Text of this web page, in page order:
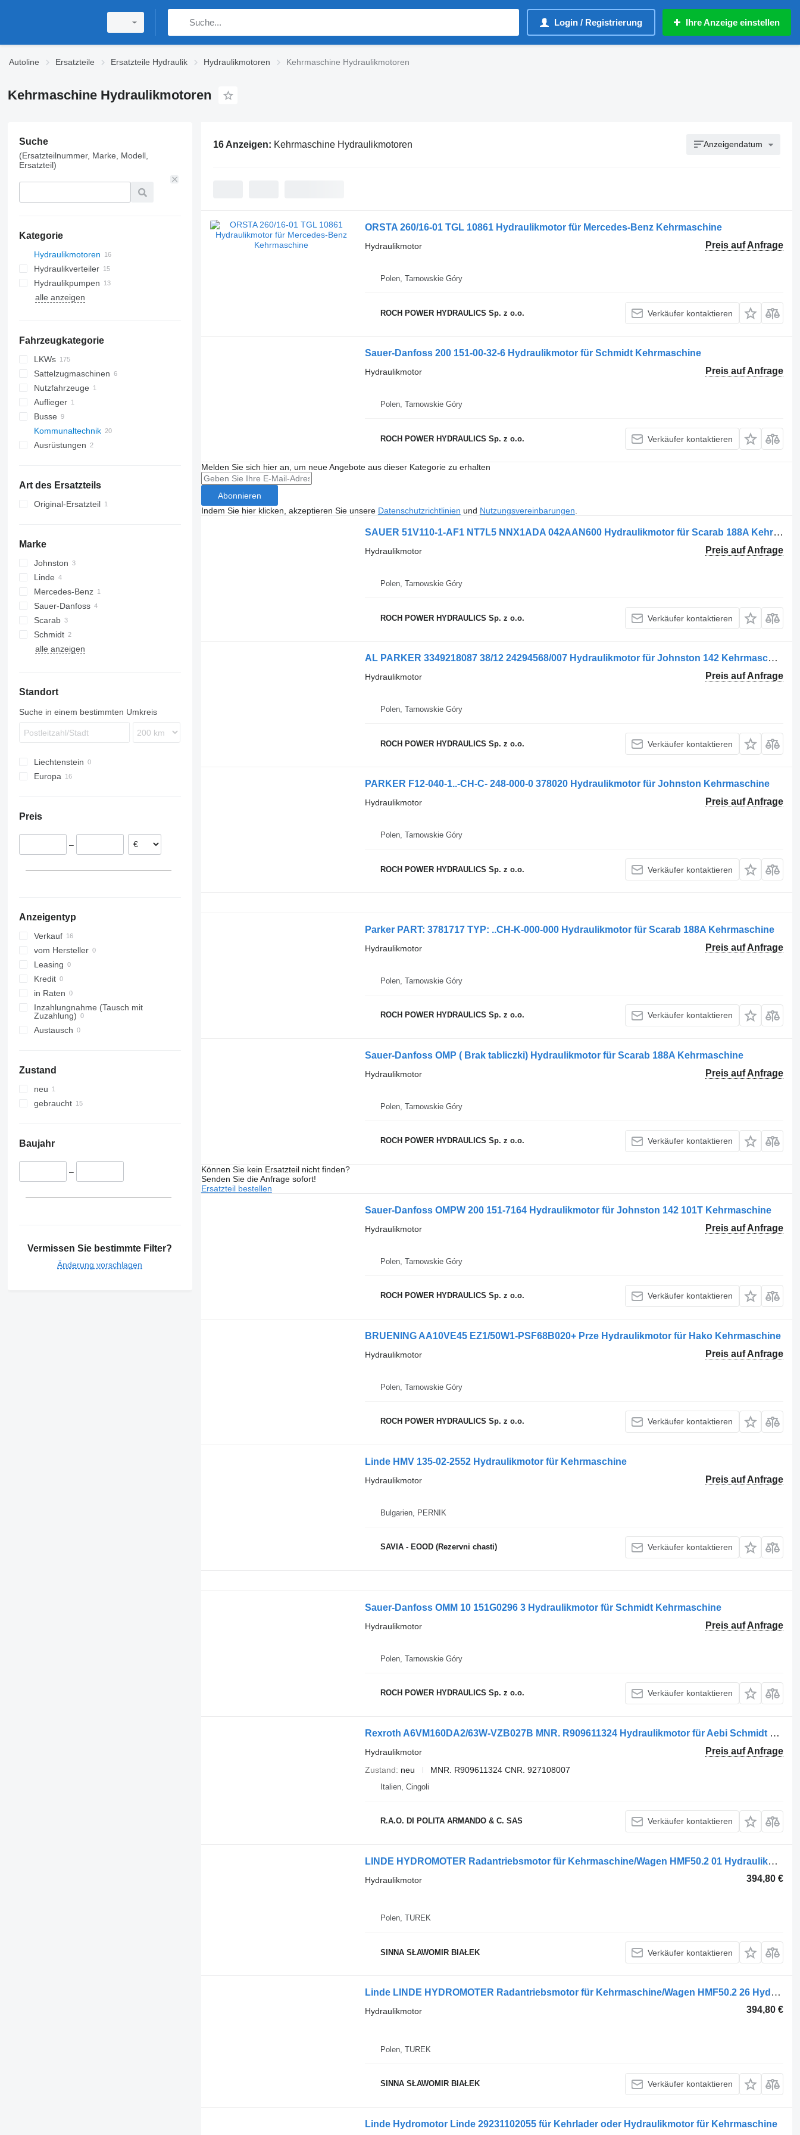
Login / Registrierung Ihre Anzeige einstellen
Autoline Ersatzteile Ersatzteile Hydraulik Hydraulikmotoren Kehrmaschine Hydraulikmotoren
Kehrmaschine Hydraulikmotoren
Suche
(Ersatzteilnummer, Marke, Modell,
Ersatzteil)
Kategorie
Hydraulikmotoren
Hydraulikverteiler
Hydraulikpumpen
alle anzeigen
Fahrzeugkategorie
LKWs
Sattelzugmaschinen
Nutzfahrzeuge
Auflieger
Busse
Kommunaltechnik
Straßenreinigungsgeräte
Ausrüstungen
Ladekrane
Art des Ersatzteils
Original-Ersatzteil
Marke
Johnston
Linde
D-series
H-series
K-series
W-series
Mercedes-Benz
Sauer-Danfoss
Scarab
Schmidt
alle anzeigen
Standort
Suche in einem bestimmten Umkreis
Liechtenstein
Europa
Preis
–
Anzeigentyp
Verkauf
vom Hersteller
Leasing
Kredit
in Raten
Inzahlungnahme (Tausch mit
Zuzahlung)
Austausch
Zustand
neu
gebraucht
Baujahr
–
Vermissen Sie bestimmte Filter?
Änderung vorschlagen
16 Anzeigen: Kehrmaschine Hydraulikmotoren Anzeigendatum
ORSTA 260/16-01 TGL 10861 Hydraulikmotor für Mercedes-Benz Kehrmaschine
Preis auf Anfrage
Hydraulikmotor
Polen, Tarnowskie Góry
ROCH POWER HYDRAULICS Sp. z o.o. Verkäufer kontaktieren
Sauer-Danfoss 200 151-00-32-6 Hydraulikmotor für Schmidt Kehrmaschine
Preis auf Anfrage
Hydraulikmotor
Polen, Tarnowskie Góry
ROCH POWER HYDRAULICS Sp. z o.o. Verkäufer kontaktieren
Melden Sie sich hier an, um neue Angebote aus dieser Kategorie zu erhalten
Abonnieren
Indem Sie hier klicken, akzeptieren Sie unsere Datenschutzrichtlinien und Nutzungsvereinbarungen
SAUER 51V110-1-AF1 NT7L5 NNX1ADA 042AAN600 Hydraulikmotor für Scarab 188A Kehrmaschine
Preis auf Anfrage
Hydraulikmotor
Polen, Tarnowskie Góry
ROCH POWER HYDRAULICS Sp. z o.o. Verkäufer kontaktieren
AL PARKER 3349218087 38/12 24294568/007 Hydraulikmotor für Johnston 142 Kehrmaschine
Preis auf Anfrage
Hydraulikmotor
Polen, Tarnowskie Góry
ROCH POWER HYDRAULICS Sp. z o.o. Verkäufer kontaktieren
PARKER F12-040-1..-CH-C- 248-000-0 378020 Hydraulikmotor für Johnston Kehrmaschine
Preis auf Anfrage
Hydraulikmotor
Polen, Tarnowskie Góry
ROCH POWER HYDRAULICS Sp. z o.o. Verkäufer kontaktieren
Parker PART: 3781717 TYP: ..CH-K-000-000 Hydraulikmotor für Scarab 188A Kehrmaschine
Preis auf Anfrage
Hydraulikmotor
Polen, Tarnowskie Góry
ROCH POWER HYDRAULICS Sp. z o.o. Verkäufer kontaktieren
Sauer-Danfoss OMP ( Brak tabliczki) Hydraulikmotor für Scarab 188A Kehrmaschine
Preis auf Anfrage
Hydraulikmotor
Polen, Tarnowskie Góry
ROCH POWER HYDRAULICS Sp. z o.o. Verkäufer kontaktieren
Können Sie kein Ersatzteil nicht finden?
Senden Sie die Anfrage sofort!
Ersatzteil bestellen
Sauer-Danfoss OMPW 200 151-7164 Hydraulikmotor für Johnston 142 101T Kehrmaschine
Preis auf Anfrage
Hydraulikmotor
Polen, Tarnowskie Góry
ROCH POWER HYDRAULICS Sp. z o.o. Verkäufer kontaktieren
BRUENING AA10VE45 EZ1/50W1-PSF68B020+ Prze Hydraulikmotor für Hako Kehrmaschine
Preis auf Anfrage
Hydraulikmotor
Polen, Tarnowskie Góry
ROCH POWER HYDRAULICS Sp. z o.o. Verkäufer kontaktieren
Linde HMV 135-02-2552 Hydraulikmotor für Kehrmaschine
Preis auf Anfrage
Hydraulikmotor
Bulgarien, PERNIK
SAVIA - EOOD (Rezervni chasti) Verkäufer kontaktieren
Sauer-Danfoss OMM 10 151G0296 3 Hydraulikmotor für Schmidt Kehrmaschine
Preis auf Anfrage
Hydraulikmotor
Polen, Tarnowskie Góry
ROCH POWER HYDRAULICS Sp. z o.o. Verkäufer kontaktieren
Rexroth A6VM160DA2/63W-VZB027B MNR. R909611324 Hydraulikmotor für Aebi Schmidt SPAZZATRICE Kehrmaschine
Preis auf Anfrage
Hydraulikmotor
Zustand
neu MNR. R909611324 CNR. 927108007
Italien, Cingoli
R.A.O. DI POLITA ARMANDO & C. SAS Verkäufer kontaktieren
LINDE HYDROMOTER Radantriebsmotor für Kehrmaschine/Wagen HMF50.2 01 Hydraulikmotor für Kehrmaschine
394,80 €
Hydraulikmotor
Polen, TUREK
SINNA SŁAWOMIR BIAŁEK Verkäufer kontaktieren
Linde LINDE HYDROMOTER Radantriebsmotor für Kehrmaschine/Wagen HMF50.2 26 Hydraulikmotor für Kehrmaschine
394,80 €
Hydraulikmotor
Polen, TUREK
SINNA SŁAWOMIR BIAŁEK Verkäufer kontaktieren
Linde Hydromotor Linde 29231102055 für Kehrlader oder Hydraulikmotor für Kehrmaschine